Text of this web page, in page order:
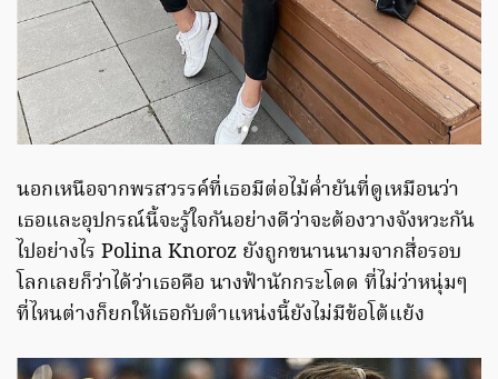
นอกเหนือจากพรสวรรค์ที่เธอมีต่อไม้ค่ำยันที่ดูเหมือนว่า
เธอและอุปกรณ์นี้จะรู้ใจกันอย่างดีว่าจะต้องวางจังหวะกัน
ไปอย่างไร Polina Knoroz ยังถูกขนานนามจากสื่อรอบ
โลกเลยก็ว่าได้ว่าเธอคือ นางฟ้านักกระโดด ที่ไม่ว่าหนุ่มๆ
ที่ไหนต่างก็ยกให้เธอกับตำแหน่งนี้ยังไม่มีข้อโต้แย้ง